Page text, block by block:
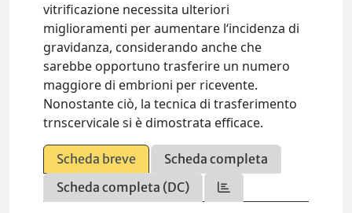
vitrificazione necessita ulteriori
miglioramenti per aumentare l‘incidenza di
gravidanza, considerando anche che
sarebbe opportuno trasferire un numero
maggiore di embrioni per ricevente.
Nonostante ciò, la tecnica di trasferimento
trnscervicale si è dimostrata efficace.
Scheda breve
Scheda completa
Scheda completa (DC)